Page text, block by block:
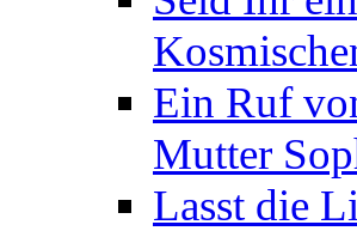
Ein Ruf
Mutter
Lasst die